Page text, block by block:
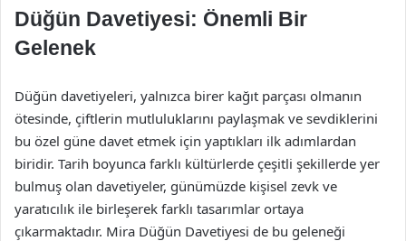
Düğün Davetiyesi: Önemli Bir
Gelenek
Düğün davetiyeleri, yalnızca birer kağıt parçası olmanın
ötesinde, çiftlerin mutluluklarını paylaşmak ve sevdiklerini
bu özel güne davet etmek için yaptıkları ilk adımlardan
biridir. Tarih boyunca farklı kültürlerde çeşitli şekillerde yer
bulmuş olan davetiyeler, günümüzde kişisel zevk ve
yaratıcılık ile birleşerek farklı tasarımlar ortaya
çıkarmaktadır. Mira Düğün Davetiyesi de bu geleneği